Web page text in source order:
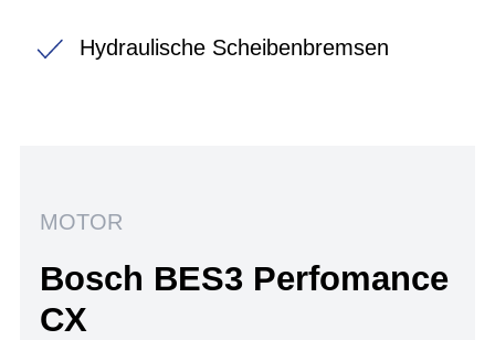
Hydraulische Scheibenbremsen
MOTOR
Bosch BES3 Perfomance
CX